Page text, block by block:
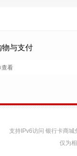
物与支付
查看
支持IPv6访问 银行卡商
仅为